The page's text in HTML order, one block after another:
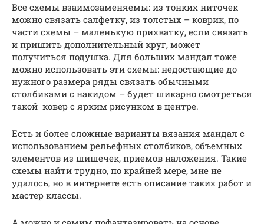
Все схемы взаимозаменяемы: из тонких ниточек
можно связать салфетку, из толстых – коврик, по
части схемы – маленькую прихватку, если связать
и пришить дополнительный круг, может
получиться подушка. Для больших мандал тоже
можно использовать эти схемы: недостающие до
нужного размера ряды связать обычными
столбиками с накидом – будет шикарно смотреться
такой ковер с ярким рисунком в центре.
Есть и более сложные варианты вязания мандал с
использованием рельефных столбиков, объемных
элементов из шишечек, приемов наложения. Такие
схемы найти трудно, по крайней мере, мне не
удалось, но в интернете есть описание таких работ и
мастер классы.